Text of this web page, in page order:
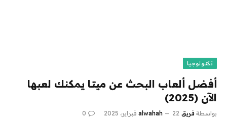
تكنولوجيا
أفضل ألعاب البحث عن ميتا يمكنك لعبها
الآن (2025)
بواسطة فريق alwahah 22 فبراير، 2025 0